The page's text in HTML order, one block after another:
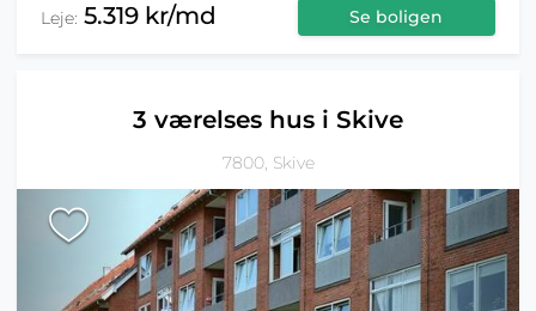
Leje: 5.319 kr/md Se boligen
3 værelses hus i Skive
7800, Skive